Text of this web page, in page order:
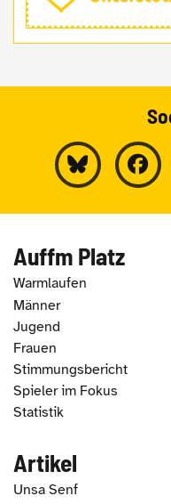
Auffm Platz
Warmlaufen
Männer
Jugend
Frauen
Stimmungsbericht
Spieler im Fokus
Statistik
Artikel
Unsa Senf